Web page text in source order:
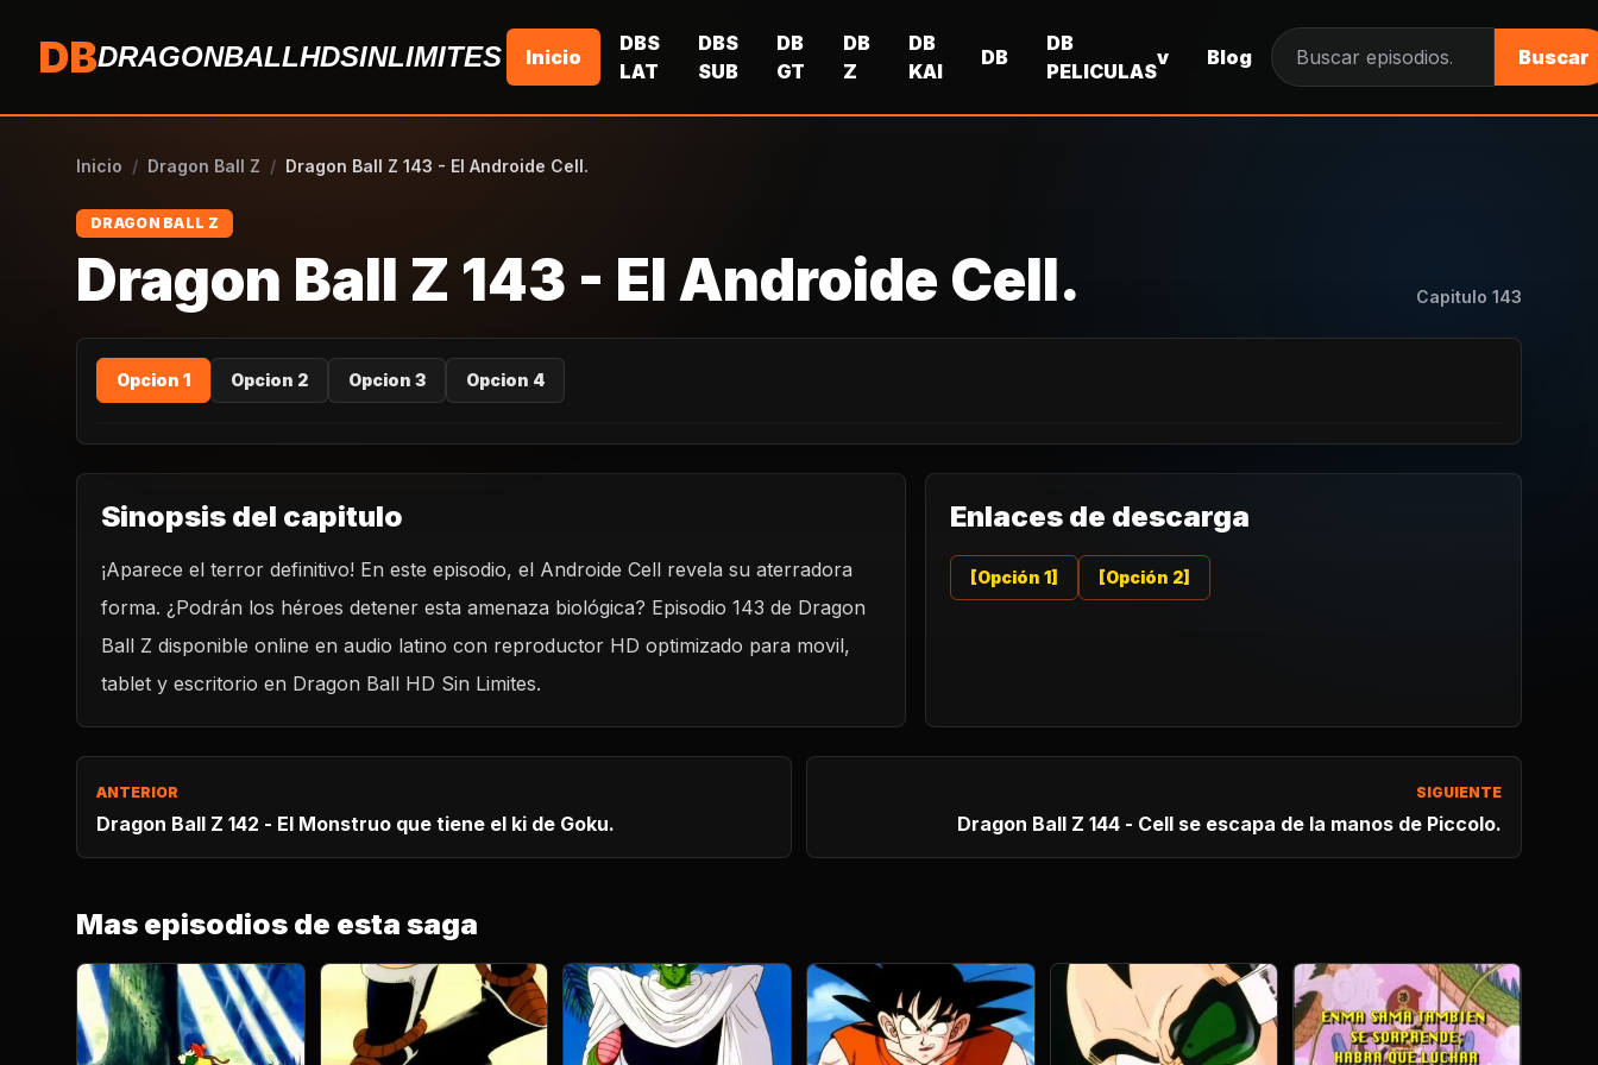
DBDRAGONBALLHDSINLIMITES Inicio
DBS
LAT
DBS
SUB
DB
GT
DB
Z
DB
KAI
DB
DB
PELICULAS
v Blog
Buscar episodios
Buscar
Inicio / Dragon Ball Z / Dragon Ball Z 143 - El Androide Cell.
DRAGON BALL Z
Dragon Ball Z 143 - El Androide Cell. Capitulo 143
Opcion 1 Opcion 2 Opcion 3 Opcion 4
REPRODUCIR CAPITULO
Dragon Ball Z 143 - El Androide Cell.
CARGAR REPRODUCTOR
Sinopsis del capitulo
¡Aparece el terror definitivo! En este episodio, el Androide Cell revela su aterradora
forma. ¿Podrán los héroes detener esta amenaza biológica? Episodio 143 de Dragon
Ball Z disponible online en audio latino con reproductor HD optimizado para movil,
tablet y escritorio en Dragon Ball HD Sin Limites.
Enlaces de descarga
[Opción 1] [Opción 2]
ANTERIOR
Dragon Ball Z 142 - El Monstruo que tiene el ki de Goku.
SIGUIENTE
Dragon Ball Z 144 - Cell se escapa de la manos de Piccolo.
Mas episodios de esta saga